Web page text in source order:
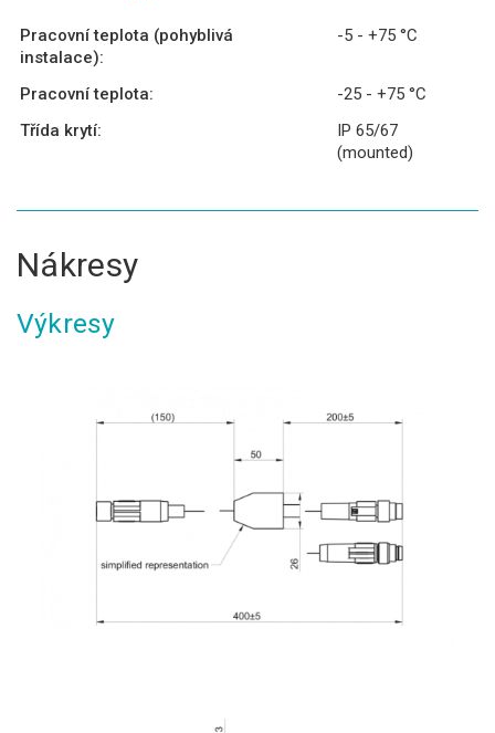
Pracovní teplota (pohyblivá
instalace):
-5 - +75 °C
Pracovní teplota:
-25 - +75 °C
Třída krytí:
IP 65/67
(mounted)
Nákresy
Výkresy